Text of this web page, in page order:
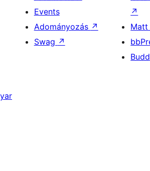
Events
Adományozás ↗
Swag ↗
↗
Matt